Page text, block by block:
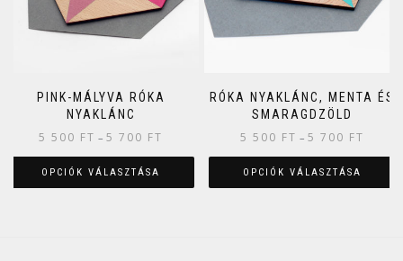
PINK-MÁLYVA RÓKA
NYAKLÁNC
5 500 FT – 5 700 FT
OPCIÓK VÁLASZTÁSA
RÓKA NYAKLÁNC, MENTA ÉS
SMARAGDZÖLD
5 500 FT – 5 700 FT
OPCIÓK VÁLASZTÁSA